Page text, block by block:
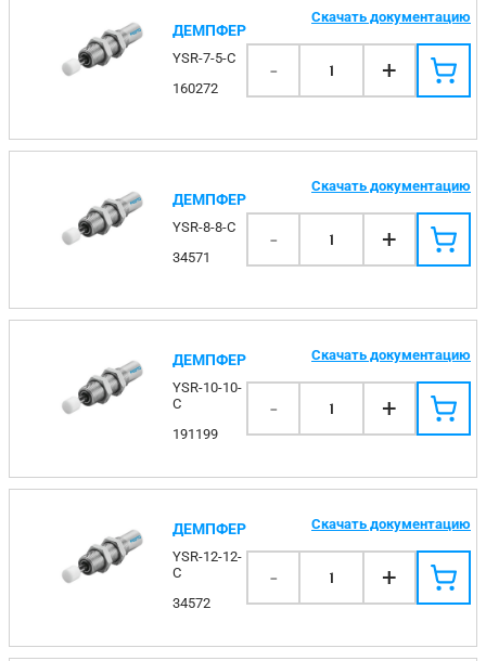
ДЕМПФЕР
YSR-7-5-C
160272
Скачать документацию
- 1 +
ДЕМПФЕР
YSR-8-8-C
34571
Скачать документацию
- 1 +
ДЕМПФЕР
YSR-10-10-
C
191199
Скачать документацию
- 1 +
ДЕМПФЕР
YSR-12-12-
C
34572
Скачать документацию
- 1 +